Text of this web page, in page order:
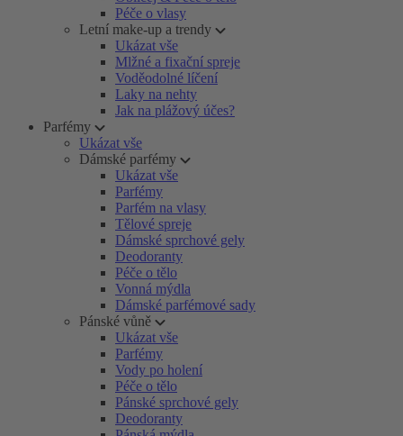
Péče o vlasy
Letní make-up a trendy
Ukázat vše
Mlžné a fixační spreje
Voděodolné líčení
Laky na nehty
Jak na plážový účes?
Parfémy
Ukázat vše
Dámské parfémy
Ukázat vše
Parfémy
Parfém na vlasy
Tělové spreje
Dámské sprchové gely
Deodoranty
Péče o tělo
Vonná mýdla
Dámské parfémové sady
Pánské vůně
Ukázat vše
Parfémy
Vody po holení
Péče o tělo
Pánské sprchové gely
Deodoranty